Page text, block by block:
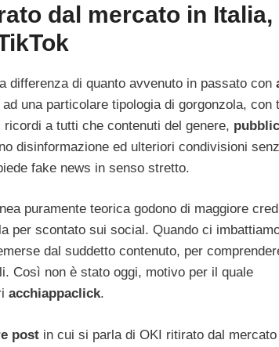
dal mercato in Italia,
differenza di quanto avvenuto in passato con
una particolare tipologia di gorgonzola, con
a tutti che contenuti del genere,
disinformazione ed ulteriori condivisioni
fake news in senso stretto.
puramente teorica godono di maggiore
per scontato sui social. Quando ci
dal suddetto contenuto, per
Così non è stato oggi, motivo per il quale
acchiappaclick.
post in cui si parla di OKI ritirato dal